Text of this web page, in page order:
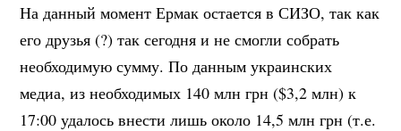
На данный момент Ермак остается в СИЗО, так как
его друзья (?) так сегодня и не смогли собрать
необходимую сумму. По данным украинских
медиа, из необходимых 140 млн грн ($3,2 млн) к
17:00 удалось внести лишь около 14,5 млн грн (т.е.